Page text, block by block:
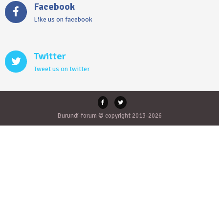
Facebook
Like us on facebook
Twitter
Tweet us on twitter
Burundi-forum © copyright 2013-2026